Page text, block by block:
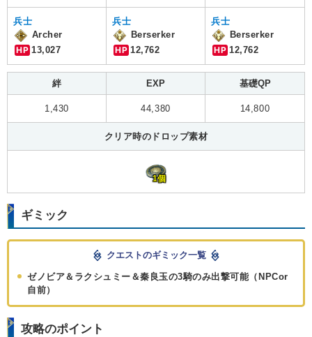
兵士
Archer
HP 13,027
兵士
Berserker
HP 12,762
兵士
Berserker
HP 12,762
絆 EXP 基礎QP
1,430 44,380 14,800
クリア時のドロップ素材
1個
ギミック
クエストのギミック一覧
ゼノビア＆ラクシュミー＆秦良玉の3騎のみ出撃可能（NPCor
自前）
攻略のポイント